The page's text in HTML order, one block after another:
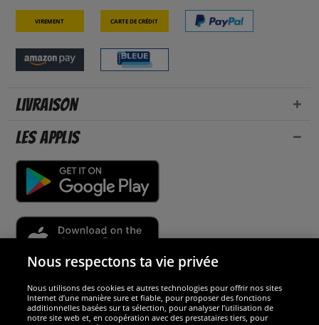
Virement Carte de crédit
Livraison
Les applis
Sécurité
Nous respectons ta vie privée
Nous utilisons des cookies et autres technologies pour offrir nos sites
Internet d’une manière sure et fiable, pour proposer des fonctions
additionnelles basées sur ta sélection, pour analyser l’utilisation de
notre site web et, en coopération avec des prestataires tiers, pour